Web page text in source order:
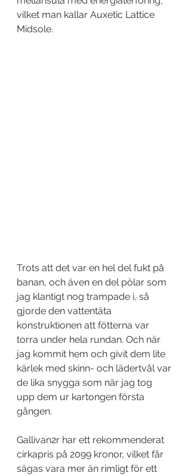
vilket man kallar Auxetic Lattice
Midsole.
Trots att det var en hel del fukt på
banan, och även en del pölar som
jag klantigt nog trampade i, så
gjorde den vattentäta
konstruktionen att fötterna var
torra under hela rundan. Och när
jag kommit hem och givit dem lite
kärlek med skinn- och lädertvål var
de lika snygga som när jag tog
upp dem ur kartongen första
gången.
Gallivan2r har ett rekommenderat
cirkapris på 2099 kronor, vilket får
sägas vara mer än rimligt för ett